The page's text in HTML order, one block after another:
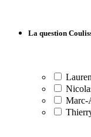
La question
Marc-